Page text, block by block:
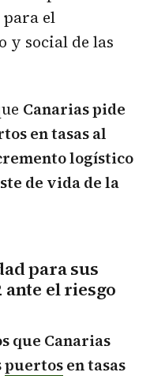
el
y social de las
Canarias pide
en tasas al
logístico
de vida de la
para sus
ante el riesgo
que Canarias
puertosen tasas